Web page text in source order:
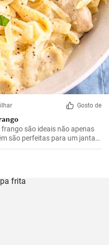
Gosto de
são ideais não apenas
são perfeitas para um jantar